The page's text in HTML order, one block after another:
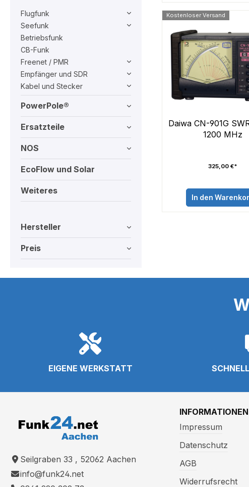
Flugfunk
Seefunk
Betriebsfunk
CB-Funk
Freenet / PMR
Empfänger und SDR
Kabel und Stecker
PowerPole®
Ersatzteile
NOS
EcoFlow und Solar
Weiteres
Hersteller
Preis
Kostenloser Versand
Daiwa CN-901G
1200 MHz
325,00 €*
In den
EIGENE WERKSTATT
Seilgraben 33 , 52062 Aachen
info@funk24.net
INFORMATIONEN
Impressum
Datenschutz
AGB
Widerrufsrecht